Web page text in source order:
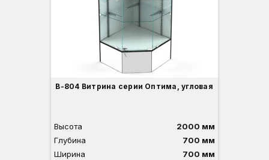
В-804 Витрина серии Оптима, угловая
Высота
2000 мм
Глубина
700 мм
Ширина
700 мм